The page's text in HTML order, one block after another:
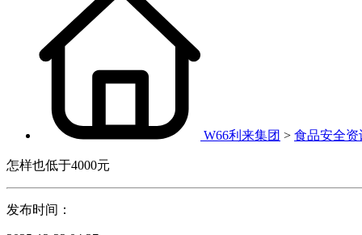
W66利来集团 > 食品安全资
怎样也低于4000元
发布时间：